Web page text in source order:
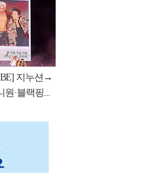
지누션→
원·블랙핑...